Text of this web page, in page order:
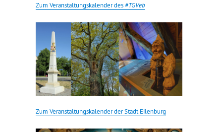
Zum Veranstaltungskalender des #TGVeb
Zum Veranstaltungskalender der Stadt Eilenburg